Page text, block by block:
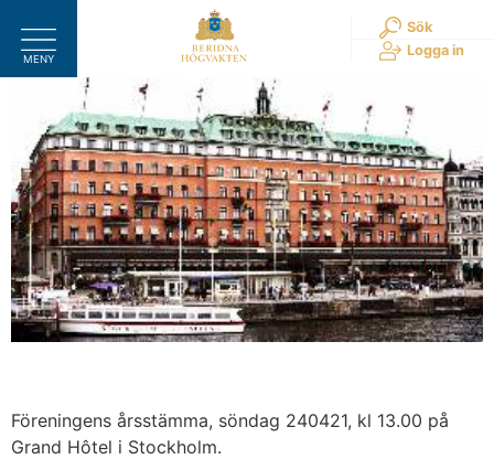
innehåll
MENY
Sök
Logga in
Föreningens årsstämma, söndag 240421, kl 13.00 på
Grand Hôtel i Stockholm.